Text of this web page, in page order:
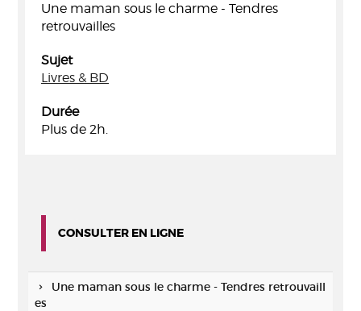
Une maman sous le charme - Tendres
retrouvailles
Sujet
Livres & BD
Durée
Plus de 2h.
CONSULTER EN LIGNE
Une maman sous le charme - Tendres retrouvaill
es